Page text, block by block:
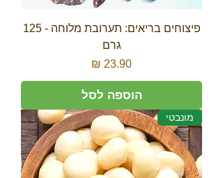
פיצוחים בריאים: תערובת מלוחה - 125
גרם
מחיר
הוספה לסל
מונבטי